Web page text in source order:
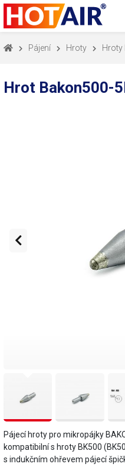
Pájení Hroty Hroty
Hrot Bakon500-
Pájecí hroty pro mikropájky
kompatibilní s hroty BK500
s indukčním ohřevem pájecí